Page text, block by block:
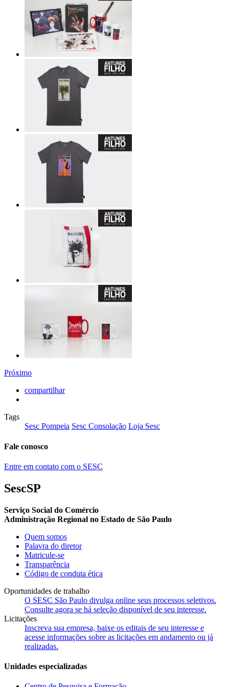
Próximo
compartilhar
Tags
Sesc Pompeia Sesc Consolação Loja Sesc
Fale conosco
Entre em contato com o SESC
SescSP
Serviço Social do Comércio
Administração Regional no Estado de São Paulo
Quem somos
Palavra do diretor
Matricule-se
Transparência
Código de conduta ética
Oportunidades de trabalho
O SESC São Paulo divulga online seus processos seletivos.
Consulte agora se há seleção disponível de seu interesse.
Licitações
Inscreva sua empresa, baixe os editais de seu interesse e
acesse informações sobre as licitações em andamento ou já
realizadas.
Unidades especializadas